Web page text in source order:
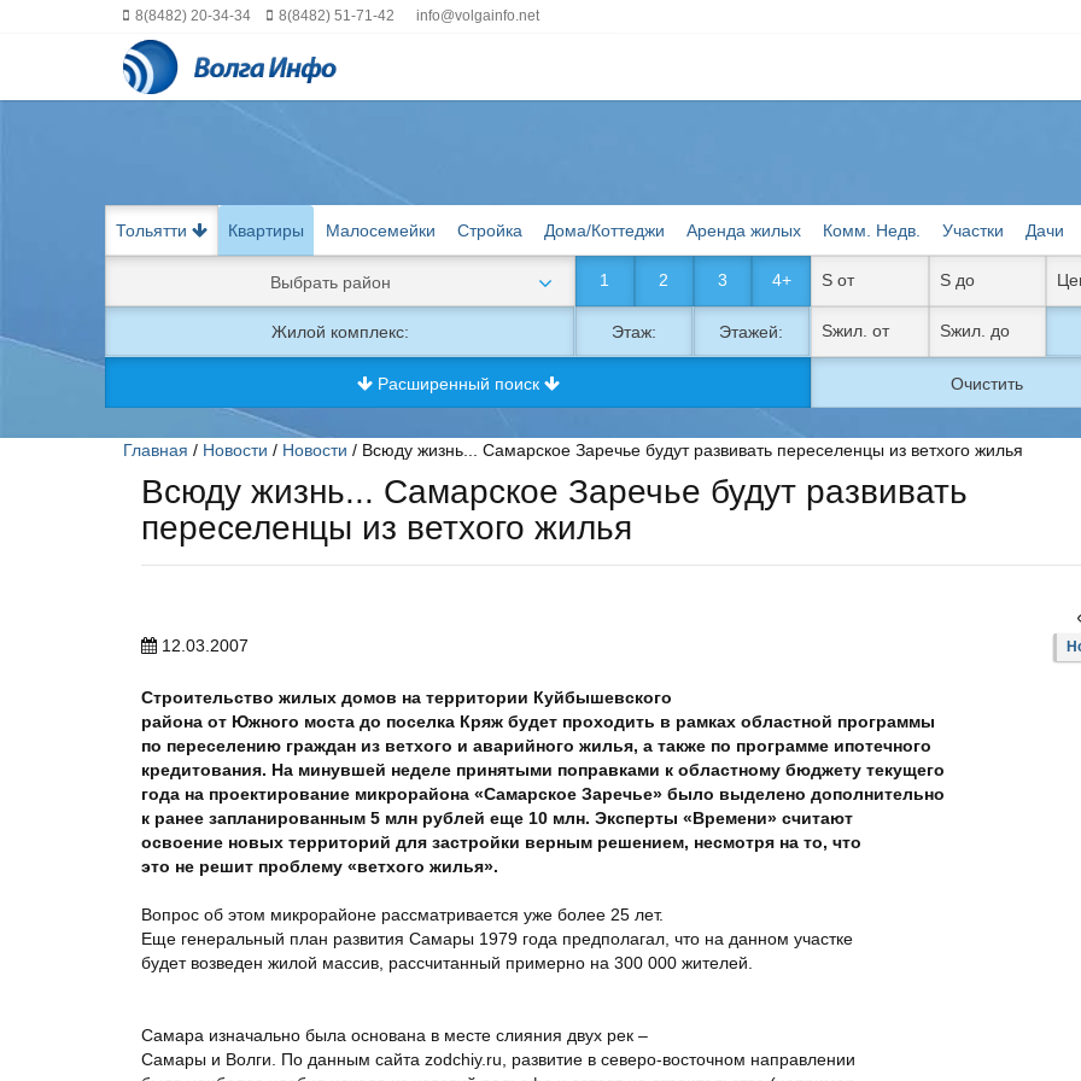
8(8482) 20-34-34 8(8482) 51-71-42 info@volgainfo.net
Тольятти Квартиры Малосемейки Стройка Дома/Коттеджи Аренда жилых Комм. Недв. Участки Дачи
Выбрать район
Жилой комплекс:
1 2 3 4+
Этаж: Этажей:
Расширенный поиск Очистить
Главная / Новости / Новости / Всюду жизнь... Самарское Заречье будут развивать переселенцы из ветхого жилья
Всюду жизнь... Самарское Заречье будут развивать
переселенцы из ветхого жилья
12.03.2007
Строительство жилых домов на территории Куйбышевского
района от Южного моста до поселка Кряж будет проходить в рамках областной программы
по переселению граждан из ветхого и аварийного жилья, а также по программе ипотечного
кредитования. На минувшей неделе принятыми поправками к областному бюджету текущего
года на проектирование микрорайона «Самарское Заречье» было выделено дополнительно
к ранее запланированным 5 млн рублей еще 10 млн. Эксперты «Времени» считают
освоение новых территорий для застройки верным решением, несмотря на то, что
это не решит проблему «ветхого жилья».
Вопрос об этом микрорайоне рассматривается уже более 25 лет.
Еще генеральный план развития Самары 1979 года предполагал, что на данном участке
будет возведен жилой массив, рассчитанный примерно на 300 000 жителей.
Самара изначально была основана в месте слияния двух рек –
Самары и Волги. По данным сайта zodchiy.ru, развитие в северо-восточном направлении